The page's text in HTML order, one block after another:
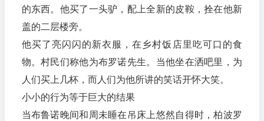
的东西。他买了一头驴，配上全新的皮鞍，拴在他新
盖的二层楼旁。
他买了亮闪闪的新衣服，在乡村饭店里吃可口的食
物。村民们称他为布罗诺先生。当他坐在洒吧里，为
人们买上几杯，而人们为他所讲的笑话开怀大笑。
小小的行为等于巨大的结果
当布鲁诺晚间和周未睡在吊床上悠然自得时，柏波罗